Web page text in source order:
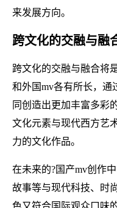
来发展方向。
跨文化的交融与融
跨文化的交融与融合将
和外国mv各有所长，通
同创造出更加丰富多彩
文化元素与现代西方艺
力的文化作品。
在未来的?国产mv创作
故事等与现代科技、时
色又符合国际观众口味